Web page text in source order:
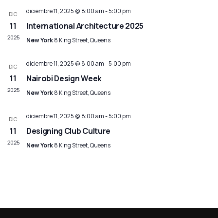
fecha.
DIC
11
2025
diciembre 11, 2025 @ 8:00 am-5:00 pm
International Architecture 2025
New York8 King Street, Queens
DIC
11
2025
diciembre 11, 2025 @ 8:00 am-5:00 pm
Nairobi Design Week
New York8 King Street, Queens
DIC
11
2025
diciembre 11, 2025 @ 8:00 am-5:00 pm
Designing Club Culture
New York8 King Street, Queens